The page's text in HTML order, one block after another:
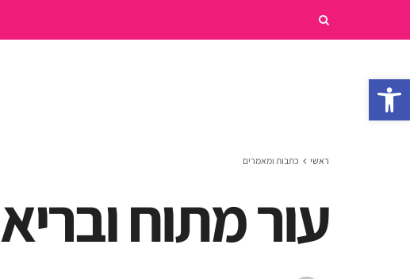
פתח סרגל נגישות
ראשי כתבות ומאמרים
עור מתוח ובריא